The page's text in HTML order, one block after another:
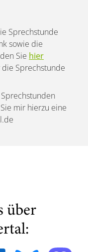
Sprechstunde
sowie die
Sie hier
Sprechstunde
mir hierzu eine
über